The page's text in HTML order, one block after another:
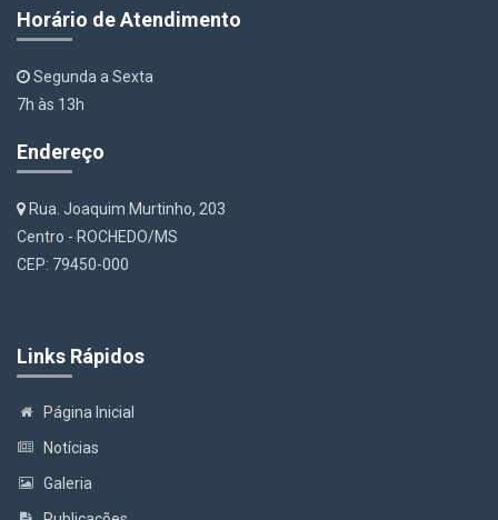
Horário de Atendimento
Segunda a Sexta
7h às 13h
Endereço
Rua. Joaquim Murtinho, 203
Centro - ROCHEDO/MS
CEP: 79450-000
Links Rápidos
Página Inicial
Notícias
Galeria